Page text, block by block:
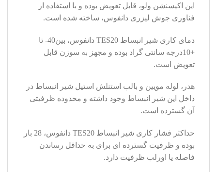
این اکپسنشن ولو، قابل تعویض بوده و با استفاده از
فناوری جوش لیزری دانفوس، ساخته شده است.
دمای کاری شیر انبساط TES20 دانفوس، بین40- تا
+10درجه سانتی گراد بوده و مجهز به سوزن قابل
تعویض است.
هدر، لوله مویین و بالب استنلش استیل شیر انبساط در
داخل این شیر انبساط وجود داشته و محدوده ظرفیتی
آن گسترده است.
حداکثر فشار کاری شیر انبساط TES20 دانفوس، 28 بار
بوده و ظرفیت گسترده ای برای به حداقل رساندن
فاصله یا اورلب ظرفیت دارد.